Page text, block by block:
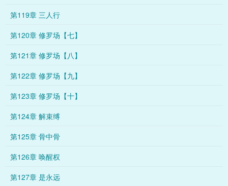
第119章 三人行
第120章 修罗场【七】
第121章 修罗场【八】
第122章 修罗场【九】
第123章 修罗场【十】
第124章 解束缚
第125章 骨中骨
第126章 唤醒权
第127章 是永远